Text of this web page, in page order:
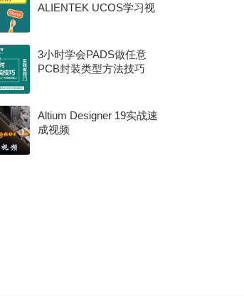
ALIENTEK UCOS学习视
3小时学会PADS做任意
PCB封装类型方法技巧
Altium Designer 19实战速
成视频